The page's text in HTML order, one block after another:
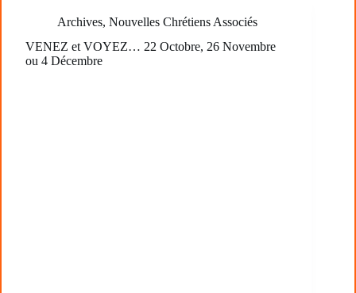
Archives, Nouvelles Chrétiens Associés
VENEZ et VOYEZ… 22 Octobre, 26 Novembre
ou 4 Décembre